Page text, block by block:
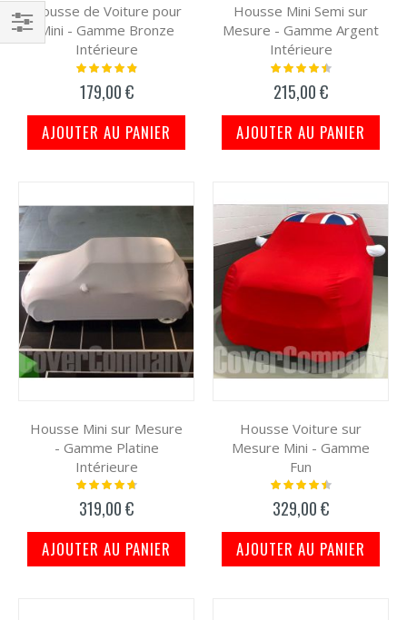
Housse de Voiture pour
Mini - Gamme Bronze
Intérieure
Notation:
179,00 €
AJOUTER AU PANIER
Housse Mini Semi sur
Mesure - Gamme Argent
Intérieure
Notation:
215,00 €
AJOUTER AU PANIER
Housse Mini sur Mesure
- Gamme Platine
Intérieure
Notation:
319,00 €
AJOUTER AU PANIER
Housse Voiture sur
Mesure Mini - Gamme
Fun
Notation:
329,00 €
AJOUTER AU PANIER
Filtrer